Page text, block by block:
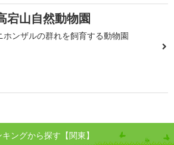
宕山自然動物園
ホンザルの群れを飼育する動物園
ングから探す【関東】